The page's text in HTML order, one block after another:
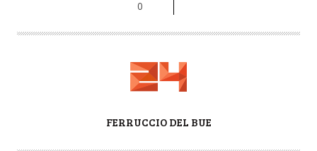
0
FERRUCCIO DEL BUE